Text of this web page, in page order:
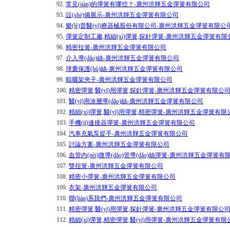
92. 常見(jiàn)的彈簧有哪些？-廣州洪輝五金彈簧有限公司
93. 設(shè)備展示-廣州洪輝五金彈簧有限公司
94. 樂(lè)普醫(yī)療器械股份有限公司-廣州洪輝五金彈簧有限公
95. 彈簧定制工廠,精細(xì)彈簧,探針彈簧-廣州洪輝五金彈簧有限
96. 精密拉簧-廣州洪輝五金彈簧有限公司
97. 介入導(dǎo)絲-廣州洪輝五金彈簧有限公司
98. 球囊保護(hù)絲-廣州洪輝五金彈簧有限公司
99. 晾曬架夾子-廣州洪輝五金彈簧有限公司
100. 精密彈簧,醫(yī)用彈簧,探針彈簧-廣州洪輝五金彈簧有限公司
101. 醫(yī)用涂層導(dǎo)絲-廣州洪輝五金彈簧有限公司
102. 精細(xì)彈簧,醫(yī)用彈簧,精密彈簧-廣州洪輝五金彈簧有限
103. 手機(jī)連接器彈簧-廣州洪輝五金彈簧有限公司
104. 汽車充氣泵提手-廣州洪輝五金彈簧有限公司
105. 討論方案-廣州洪輝五金彈簧有限公司
106. 血管內(nèi)微導(dǎo)管導(dǎo)絲彈簧-廣州洪輝五金彈簧有
107. 雙扭簧-廣州洪輝五金彈簧有限公司
108. 精密小彈簧-廣州洪輝五金彈簧有限公司
109. 衣架-廣州洪輝五金彈簧有限公司
110. 聯(lián)系我們-廣州洪輝五金彈簧有限公司
111. 精密彈簧,醫(yī)用彈簧,探針彈簧-廣州洪輝五金彈簧有限公司
112. 精細(xì)彈簧,精密彈簧,醫(yī)用彈簧-廣州洪輝五金彈簧有限